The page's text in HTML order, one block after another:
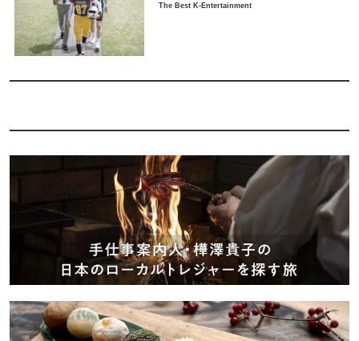
The Best K-Entertainment